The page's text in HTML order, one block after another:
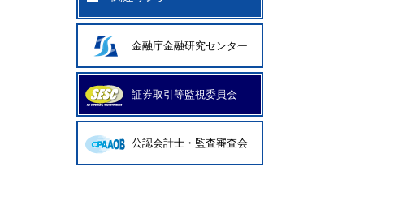
金融庁金融研究センター
証券取引等監視委員会
公認会計士・監査審査会